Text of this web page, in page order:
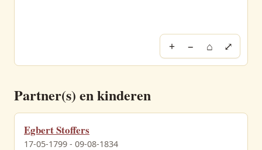
+ − ⌂ ⤢
Partner(s) en kinderen
Egbert Stoffers
17-05-1799 - 09-08-1834